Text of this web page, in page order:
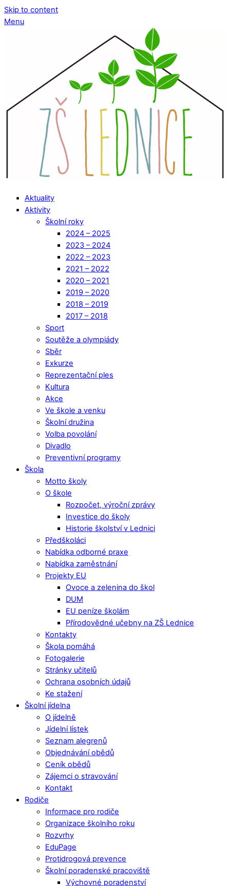
Skip to content
Menu
Aktuality
Aktivity
Školní roky
2024 – 2025
2023 – 2024
2022 – 2023
2021 – 2022
2020 – 2021
2019 – 2020
2018 – 2019
2017 – 2018
Sport
Soutěže a olympiády
Sběr
Exkurze
Reprezentační ples
Kultura
Akce
Ve škole a venku
Školní družina
Volba povolání
Divadlo
Preventivní programy
Škola
Motto školy
O škole
Rozpočet, výroční zprávy
Investice do školy
Historie školství v Lednici
Předškoláci
Nabídka odborné praxe
Nabídka zaměstnání
Projekty EU
Ovoce a zelenina do škol
DUM
EU peníze školám
Přírodovědné učebny na ZŠ Lednice
Kontakty
Škola pomáhá
Fotogalerie
Stránky učitelů
Ochrana osobních údajů
Ke stažení
Školní jídelna
O jídelně
Jídelní lístek
Seznam alegrenů
Objednávání obědů
Ceník obědů
Zájemci o stravování
Kontakt
Rodiče
Informace pro rodiče
Organizace školního roku
Rozvrhy
EduPage
Protidrogová prevence
Školní poradenské pracoviště
Výchovné poradenství